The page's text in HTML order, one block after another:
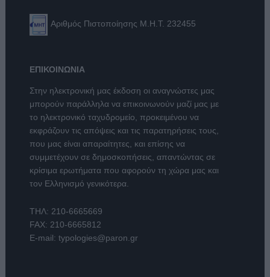
Αριθμός Πιστοποίησης Μ.Η.Τ. 232455
ΕΠΙΚΟΙΝΩΝΙΑ
Στην ηλεκτρονική μας έκδοση οι αναγνώστες μας
μπορούν παράλληλα να επικοινωνούν μαζί μας με
το ηλεκτρονικό ταχυδρομείο, προκειμένου να
εκφράζουν τις απόψεις και τις παρατηρήσεις τους,
που μας είναι απαραίτητες, και επίσης να
συμμετέχουν σε δημοσκοπήσεις, απαντώντας σε
κρίσιμα ερωτήματα που αφορούν τη χώρα μας και
τον Ελληνισμό γενικότερα.
ΤΗΛ: 210-6665669
FAX: 210-6665812
E-mail: typologies@paron.gr